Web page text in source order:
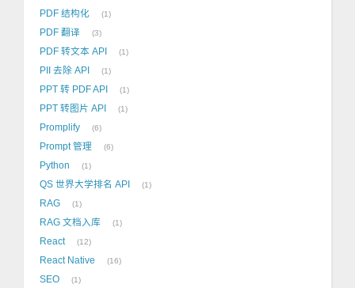
PDF 结构化 1
PDF 翻译 3
PDF 转文本 API 1
PII 去除 API 1
PPT 转 PDF API 1
PPT 转图片 API 1
Promplify 6
Prompt 管理 6
Python 1
QS 世界大学排名 API 1
RAG 1
RAG 文档入库 1
React 12
React Native 16
SEO 1